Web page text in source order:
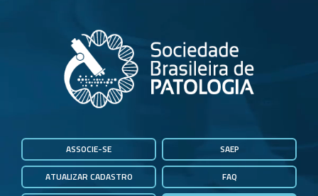
ASSOCIE-SE
ATUALIZAR CADASTRO
SAEP
FAQ